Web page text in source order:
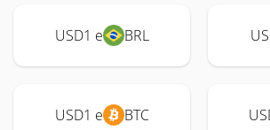
USD1 e BRL
USD1 e BTC